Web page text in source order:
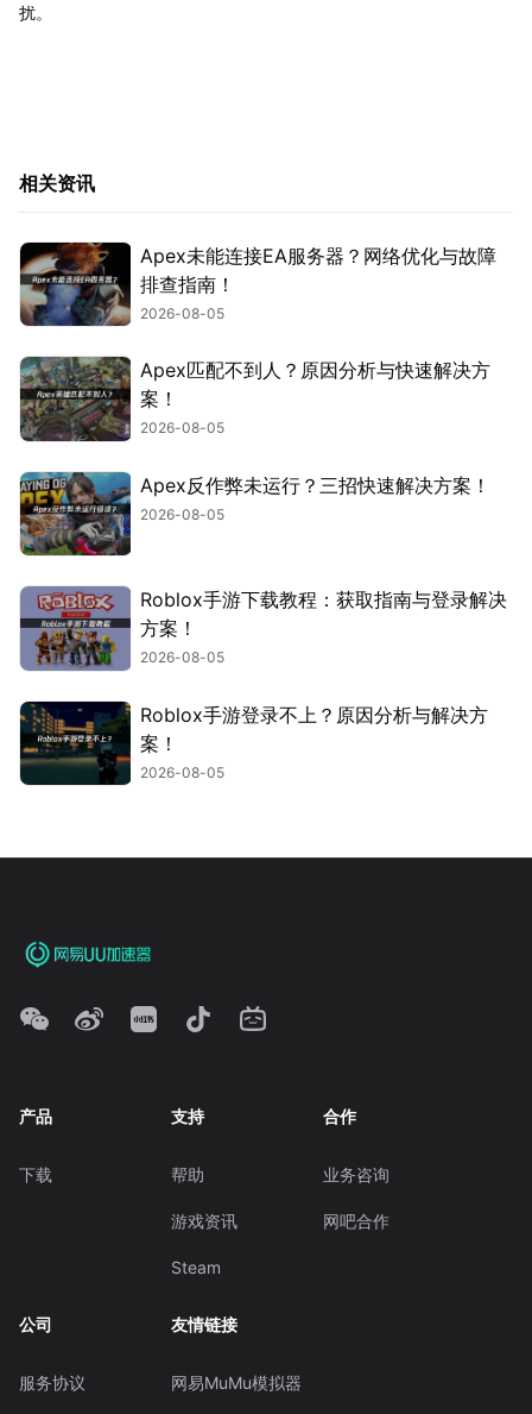
扰。
相关资讯
Apex未能连接EA服务器？网络优化与故障
排查指南！
2026-08-05
Apex匹配不到人？原因分析与快速解决方
案！
2026-08-05
Apex反作弊未运行？三招快速解决方案！
2026-08-05
Roblox手游下载教程：获取指南与登录解决
方案！
2026-08-05
Roblox手游登录不上？原因分析与解决方
案！
2026-08-05
产品
下载
支持
帮助
游戏资讯
Steam
合作
业务咨询
网吧合作
公司
服务协议
友情链接
网易MuMu模拟器